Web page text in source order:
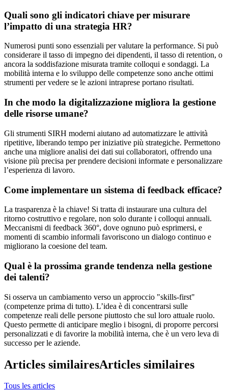
Quali sono gli indicatori chiave per misurare
l’impatto di una strategia HR?
Numerosi punti sono essenziali per valutare la performance. Si può
considerare il tasso di impegno dei dipendenti, il tasso di retention, o
ancora la soddisfazione misurata tramite colloqui e sondaggi. La
mobilità interna e lo sviluppo delle competenze sono anche ottimi
strumenti per vedere se le azioni intraprese portano risultati.
In che modo la digitalizzazione migliora la gestione
delle risorse umane?
Gli strumenti SIRH moderni aiutano ad automatizzare le attività
ripetitive, liberando tempo per iniziative più strategiche. Permettono
anche una migliore analisi dei dati sui collaboratori, offrendo una
visione più precisa per prendere decisioni informate e personalizzare
l’esperienza di lavoro.
Come implementare un sistema di feedback efficace?
La trasparenza è la chiave! Si tratta di instaurare una cultura del
ritorno costruttivo e regolare, non solo durante i colloqui annuali.
Meccanismi di feedback 360°, dove ognuno può esprimersi, e
momenti di scambio informali favoriscono un dialogo continuo e
migliorano la coesione del team.
Qual è la prossima grande tendenza nella gestione
dei talenti?
Si osserva un cambiamento verso un approccio "skills-first"
(competenze prima di tutto). L’idea è di concentrarsi sulle
competenze reali delle persone piuttosto che sul loro attuale ruolo.
Questo permette di anticipare meglio i bisogni, di proporre percorsi
personalizzati e di favorire la mobilità interna, che è un vero leva di
successo per le aziende.
Articles similairesArticles similaires
Tous les articles